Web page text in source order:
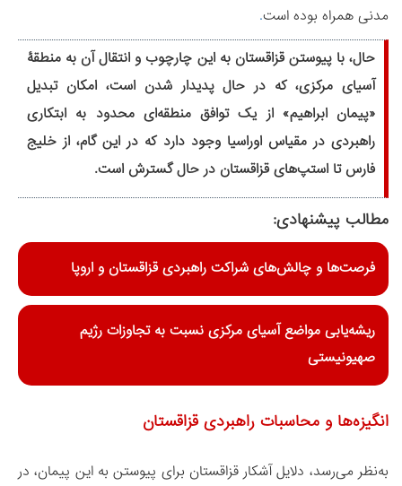
مدنی همراه بوده است.
حال، با پیوستن قزاقستان به این چارچوب و انتقال آن به منطقۀ
آسیای مرکزی، که در حال پدیدار شدن است، امکان تبدیل
«پیمان ابراهیم» از یک توافق منطقه‌ای محدود به ابتکاری
راهبردی در مقیاس اوراسیا وجود دارد که در این گام، از خلیج
فارس تا استپ‌های قزاقستان در حال گسترش است.
مطالب پیشنهادی:
فرصت‌ها و چالش‌های شراکت راهبردی قزاقستان و اروپا
ریشه‌یابی مواضع آسیای مرکزی نسبت به تجاوزات رژیم
صهیونیستی
انگیزه‌ها و محاسبات راهبردی قزاقستان
به‌نظر می‌رسد، دلایل آشکار قزاقستان برای پیوستن به این پیمان، در